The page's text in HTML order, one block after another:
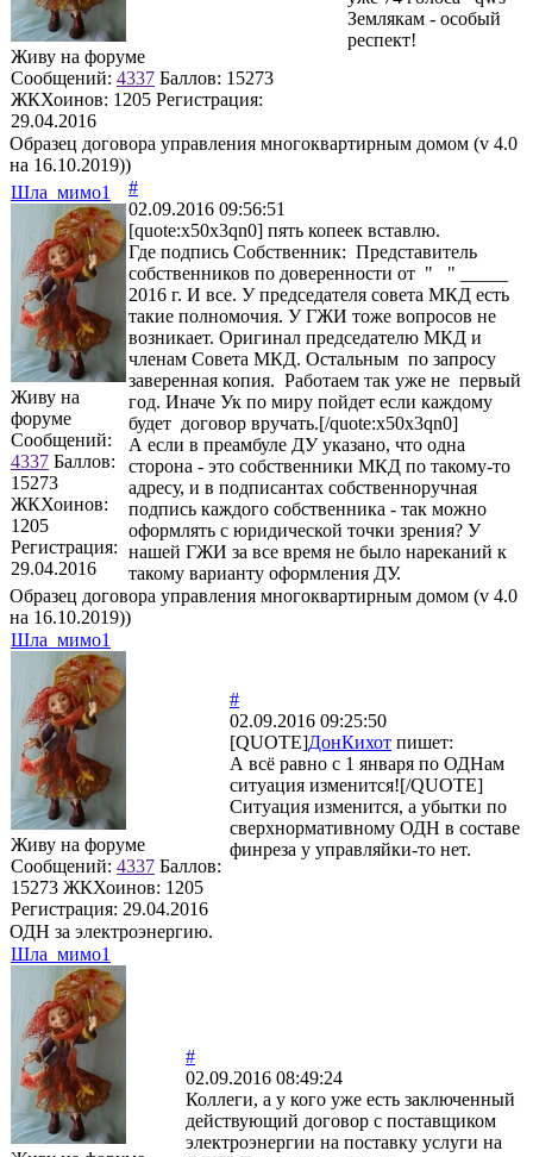
Живу на форуме
Сообщений: 4337 Баллов: 15273
ЖКХоинов: 1205 Регистрация:
29.04.2016
Землякам - особый
респект!
Образец договора управления многоквартирным домом (v 4.0
на 16.10.2019))
Шла_мимо1
Живу на
форуме
Сообщений:
4337 Баллов:
15273
ЖКХоинов:
1205
Регистрация:
29.04.2016
#
02.09.2016 09:56:51
[quote:x50x3qn0] пять копеек вставлю.
Где подпись Собственник: Представитель
собственников по доверенности от " " _____
2016 г. И все. У председателя совета МКД есть
такие полномочия. У ГЖИ тоже вопросов не
возникает. Оригинал председателю МКД и
членам Совета МКД. Остальным по запросу
заверенная копия. Работаем так уже не первый
год. Иначе Ук по миру пойдет если каждому
будет договор вручать.[/quote:x50x3qn0]
А если в преамбуле ДУ указано, что одна
сторона - это собственники МКД по такому-то
адресу, и в подписантах собственноручная
подпись каждого собственника - так можно
оформлять с юридической точки зрения? У
нашей ГЖИ за все время не было нареканий к
такому варианту оформления ДУ.
Образец договора управления многоквартирным домом (v 4.0
на 16.10.2019))
Шла_мимо1
Живу на форуме
Сообщений: 4337 Баллов:
15273 ЖКХоинов: 1205
Регистрация: 29.04.2016
#
02.09.2016 09:25:50
[QUOTE]ДонКихот пишет:
А всё равно с 1 января по ОДНам
ситуация изменится![/QUOTE]
Ситуация изменится, а убытки по
сверхнормативному ОДН в составе
финреза у управляйки-то нет.
ОДН за электроэнергию.
Шла_мимо1
#
02.09.2016 08:49:24
Коллеги, а у кого уже есть заключенный
действующий договор с поставщиком
электроэнергии на поставку услуги на